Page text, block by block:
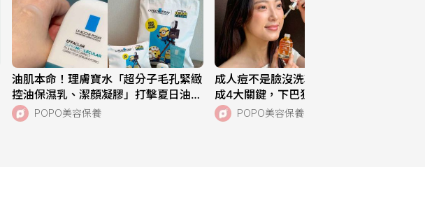
油肌本命！理膚寶水「超分子毛孔緊緻
控油保濕乳、潔顏凝膠」打擊夏日油痘
危機，跨界聯名《小小兵與大怪獸》超
萌周邊快來收藏！
POPO美容保養
成人痘不是臉沒洗乾淨！醫師揭痘痘形
成4大關鍵，下巴狂冒痘、高糖飲食都
中，SISLEY植物極淨抗痘煥采精露、
一次搞定痘肌！
POPO美容保養